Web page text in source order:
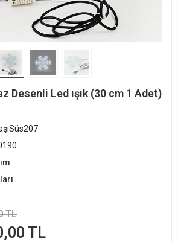
Desenli Led ışık (30 cm 1 Adet)
TL
TL